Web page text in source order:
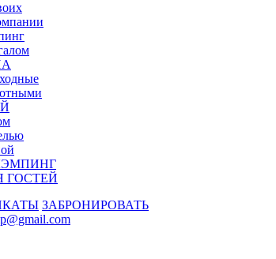
ГОСТЕЙ
ЗАБРОНИРОВАТЬ